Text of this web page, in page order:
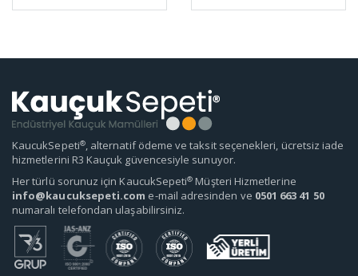
KaucukSepeti®, alternatif ödeme ve taksit seçenekleri, ücretsiz iade
hizmetlerini R3 Kauçuk güvencesiyle sunuyor.
Her türlü sorunuz için KaucukSepeti® Müşteri Hizmetlerine
info@kaucuksepeti.com e-mail adresinden ve 0501 663 41 50
numaralı telefondan ulaşabilirsiniz.